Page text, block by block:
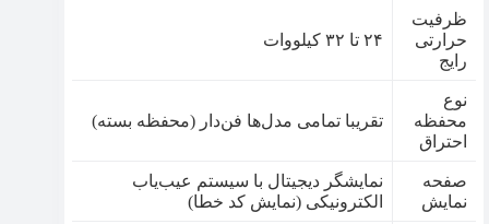
ظرفیت
حرارتی
رایج
۲۴ تا ۳۲ کیلووات
نوع
محفظه
احتراق
تقریبا تمامی مدل‌ها فن‌دار (محفظه بسته)
صفحه
نمایش
نمایشگر دیجیتال با سیستم عیب‌یاب
الکترونیکی (نمایش کد خطا)